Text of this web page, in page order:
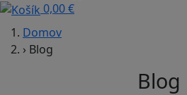
0,00 €
Domov
› Blog
Blog